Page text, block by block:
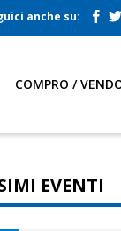
anche su:
COMPRO /
EVENTI